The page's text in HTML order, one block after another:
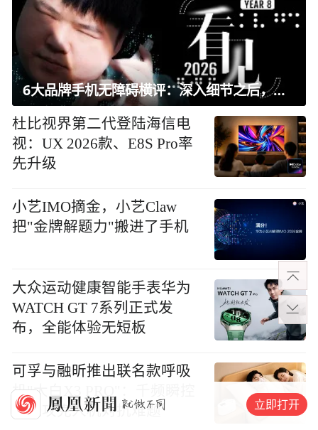
6大品牌手机无障碍横评：深入细节之后，似乎只有苹果能挺住？｜ 看见2026
杜比视界第二代登陆海信电
视：UX 2026款、E8S Pro率
先升级
小艺IMO摘金，小艺Claw
把"金牌解题力"搬进了手机
大众运动健康智能手表华为
WATCH GT 7系列正式发
布，全能体验无短板
可孚与融昕推出联名款呼吸
机"大白X3 PRO"：千频瞬控
算法攻克人机对抗难题
立即打开